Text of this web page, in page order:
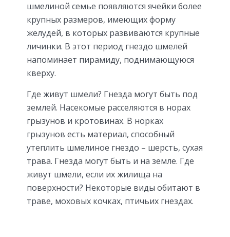
шмелиной семье появляются ячейки более
крупных размеров, имеющих форму
желудей, в которых развиваются крупные
личинки. В этот период гнездо шмелей
напоминает пирамиду, поднимающуюся
кверху.
Где живут шмели? Гнезда могут быть под
землей. Насекомые расселяются в норах
грызунов и кротовинах. В норках
грызунов есть материал, способный
утеплить шмелиное гнездо – шерсть, сухая
трава. Гнезда могут быть и на земле. Где
живут шмели, если их жилища на
поверхности? Некоторые виды обитают в
траве, моховых кочках, птичьих гнездах.